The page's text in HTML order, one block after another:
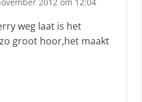
weg laat is het
groot hoor,het maakt